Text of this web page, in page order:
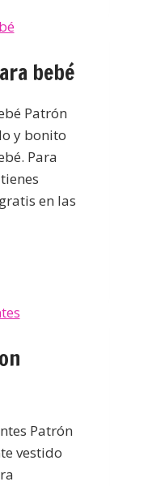
bebé
Patrón
y bonito
Para
en las
Patrón
vestido